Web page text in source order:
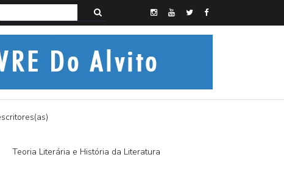
do Alvito – SEMI-MÍSTICO, SIM SENHOR
Teoria Literária e História da Literatura